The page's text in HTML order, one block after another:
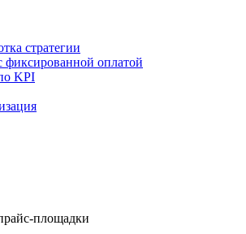
стратегии
фиксированной оплатой
KPI
площадки